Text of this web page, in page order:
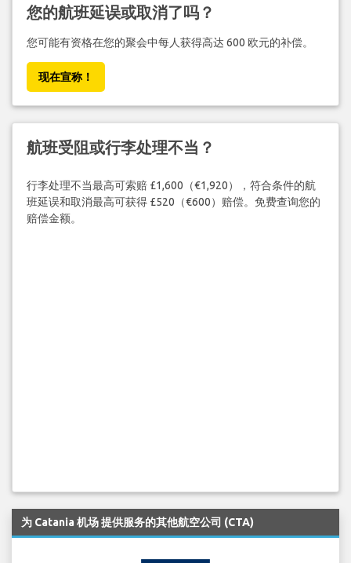
您的航班延误或取消了吗？
您可能有资格在您的聚会中每人获得高达 600 欧元的补偿。
现在宣称！
航班受阻或行李处理不当？
行李处理不当最高可索赔 £1,600（€1,920），符合条件的航
班延误和取消最高可获得 £520（€600）赔偿。免费查询您的
赔偿金额。
为 Catania 机场 提供服务的其他航空公司 (CTA)